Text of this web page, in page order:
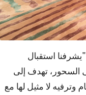
استقبال
السحور، تهدف إلى
وترفيه لا مثيل لها مع